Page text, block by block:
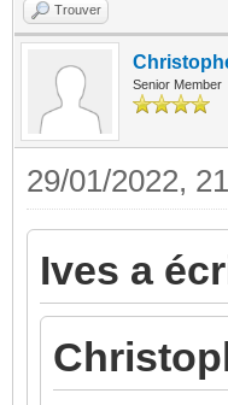
Trouver
Senior Member
29/01/2022,
Ives a